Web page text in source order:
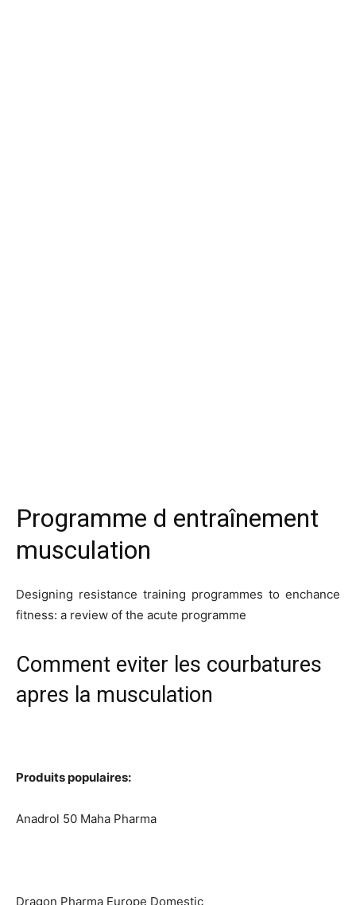
Programme d entraînement
musculation
Designing resistance training programmes to enchance
fitness: a review of the acute programme
Comment eviter les courbatures
apres la musculation
Produits populaires:
Anadrol 50 Maha Pharma
Dragon Pharma Europe Domestic